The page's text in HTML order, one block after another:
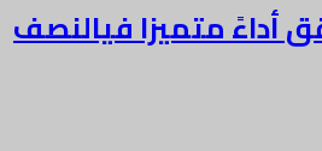
أداءً متميزا فيالنصف